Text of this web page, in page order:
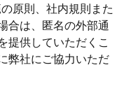
原則、社内規則また
合は、匿名の外部通
提供していただくこ
弊社にご協力いただ